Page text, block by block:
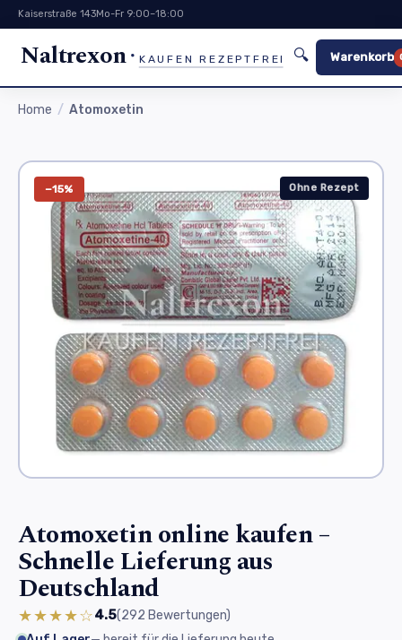
Kaiserstraße 143Mo-Fr 9:00–18:00
Naltrexon KAUFEN REZEPTFREI 🔍 Warenkorb
Home Atomoxetin
−15% Ohne Rezept
Atomoxetin online kaufen –
Schnelle Lieferung aus
Deutschland
★★★★☆4.5(292 Bewertungen)